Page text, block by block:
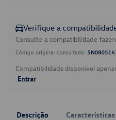
Verifique a
Consulte a compatibilidade
Código original consultado:
Compatibilidade disponível
Entrar
Descrição Características